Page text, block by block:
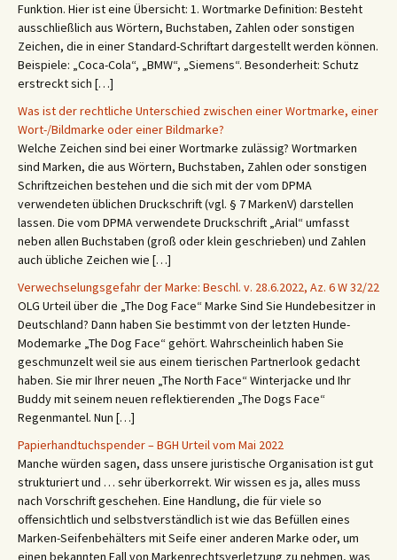
Funktion. Hier ist eine Übersicht: 1. Wortmarke Definition: Besteht
ausschließlich aus Wörtern, Buchstaben, Zahlen oder sonstigen
Zeichen, die in einer Standard-Schriftart dargestellt werden können.
Beispiele: „Coca-Cola“, „BMW“, „Siemens“. Besonderheit: Schutz
erstreckt sich […]
Was ist der rechtliche Unterschied zwischen einer Wortmarke, einer
Wort-/Bildmarke oder einer Bildmarke?
Welche Zeichen sind bei einer Wortmarke zulässig? Wortmarken
sind Marken, die aus Wörtern, Buchstaben, Zahlen oder sonstigen
Schriftzeichen bestehen und die sich mit der vom DPMA
verwendeten üblichen Druckschrift (vgl. § 7 MarkenV) darstellen
lassen. Die vom DPMA verwendete Druckschrift „Arial“ umfasst
neben allen Buchstaben (groß oder klein geschrieben) und Zahlen
auch übliche Zeichen wie […]
Verwechselungsgefahr der Marke: Beschl. v. 28.6.2022, Az. 6 W 32/22
OLG Urteil über die „The Dog Face“ Marke Sind Sie Hundebesitzer in
Deutschland? Dann haben Sie bestimmt von der letzten Hunde-
Modemarke „The Dog Face“ gehört. Wahrscheinlich haben Sie
geschmunzelt weil sie aus einem tierischen Partnerlook gedacht
haben. Sie mir Ihrer neuen „The North Face“ Winterjacke und Ihr
Buddy mit seinem neuen reflektierenden „The Dogs Face“
Regenmantel. Nun […]
Papierhandtuchspender – BGH Urteil vom Mai 2022
Manche würden sagen, dass unsere juristische Organisation ist gut
strukturiert und … sehr überkorrekt. Wir wissen es ja, alles muss
nach Vorschrift geschehen. Eine Handlung, die für viele so
offensichtlich und selbstverständlich ist wie das Befüllen eines
Marken-Seifenbehälters mit Seife einer anderen Marke oder, um
einen bekannten Fall von Markenrechtsverletzung zu nehmen, was